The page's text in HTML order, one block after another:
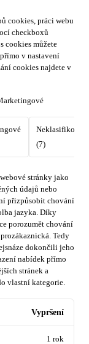
cookies, práci webu
checkboxů
cookies můžete
v nastavení
cookies najdete v
(7)
stránky jako
údajů nebo
přizpůsobit chování
jazyka. Díky
porozumět chování
Tedy
dokončili jeho
nabídek přímo
stránek a
vlastní kategorie.
Vypršení
1 rok